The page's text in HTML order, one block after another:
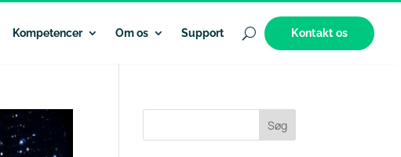
Kompetencer Om os Support Kontakt os
Søg